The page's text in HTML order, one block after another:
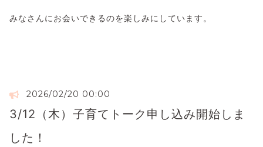
みなさんにお会いできるのを楽しみにしています。
2026/02/20 00:00
3/12（木）子育てトーク申し込み開始しま
した！